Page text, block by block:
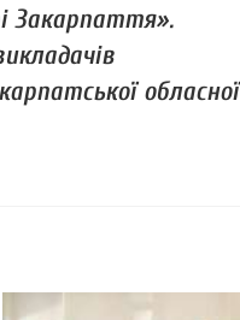
Закарпаття».
обласної